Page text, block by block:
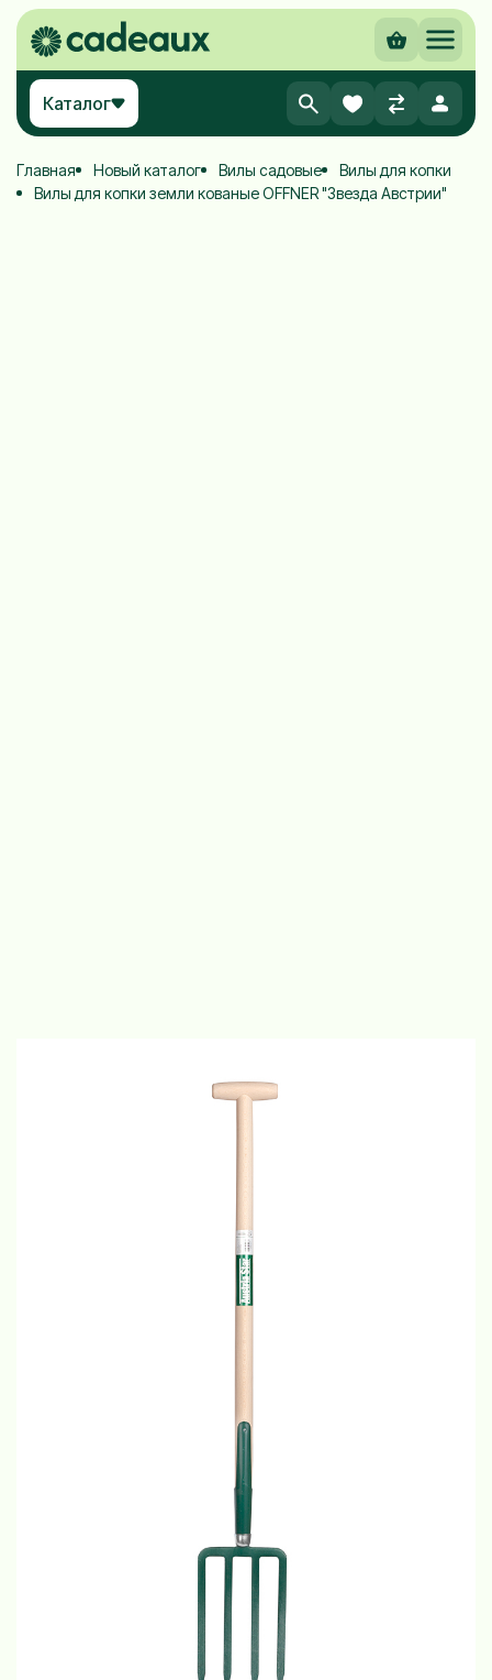
Каталог
Главная Новый каталог Вилы садовые
Вилы для копки
Вилы для копки земли кованые OFFNER "Звезда Австрии"